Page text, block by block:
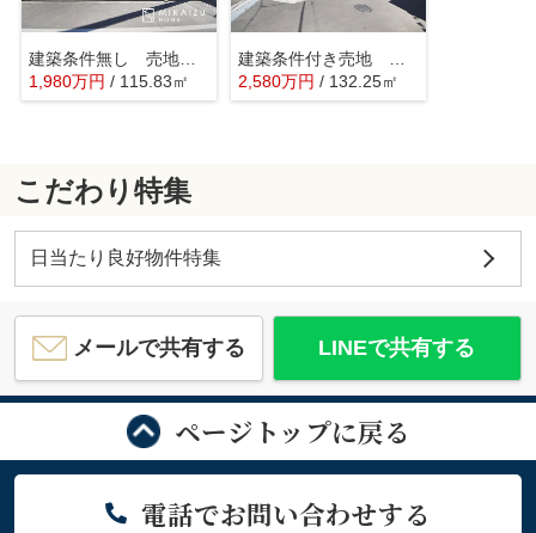
建築条件無し 売地 武蔵村山市榎2丁目 全2区画
1,980万円 / 115.83㎡
2,580万円 / 132.25㎡
こだわり特集
日当たり良好物件特集
メールで共有する LINEで共有する
ページトップに戻る
電話でお問い合わせする